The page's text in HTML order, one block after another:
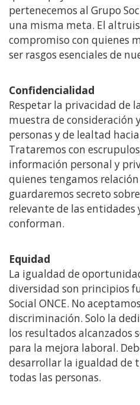
pertenecemos al Grupo
una misma meta. El
compromiso con quienes
ser rasgos esenciales de
Confidencialidad
Respetar la privacidad de
muestra de consideración
personas y de lealtad
Trataremos con
información personal y
quienes tengamos
guardaremos secreto
relevante de las entidades
conforman.
Equidad
La igualdad de
diversidad son principios
Social ONCE. No
discriminación. Solo la
los resultados alcanzados
para la mejora laboral.
desarrollar la igualdad de
todas las personas.